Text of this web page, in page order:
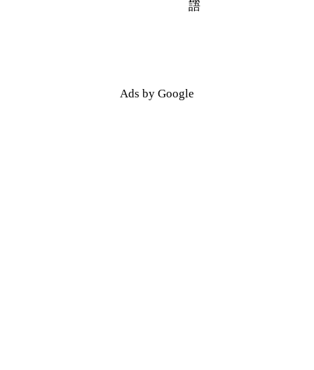
漢字検索
Ads by Google
漢字検索